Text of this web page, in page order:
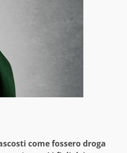
come fossero droga